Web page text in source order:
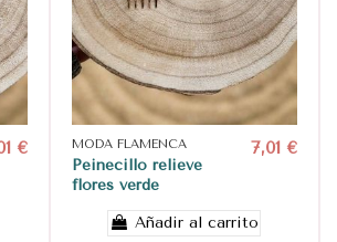
€ MODA FLAMENCA
Peinecillo relieve
flores verde
7,01 €
Añadir al carrito